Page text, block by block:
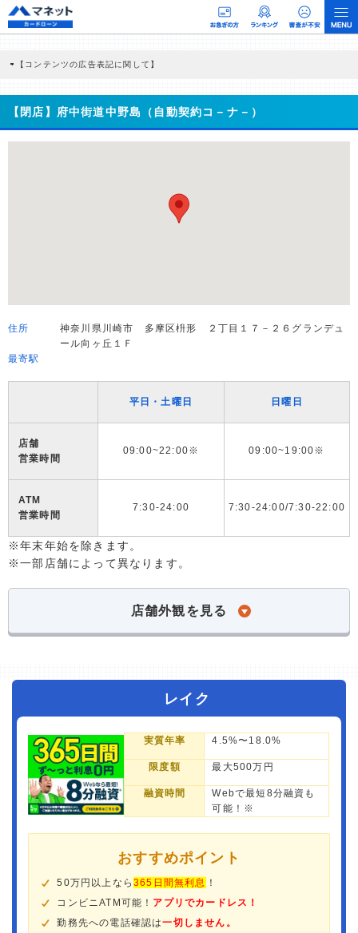
【コンテンツの広告表記に関して】
商品を根拠なくPRするものではなく、当編集部の調査／ユーザーへの口コミ収集な
どに基づき、公平性を担保した情報提供を行っています。
>提携企業一覧
【閉店】府中街道中野島（自動契約コ－ナ－）
住所
神奈川県川崎市 多摩区枡形 ２丁目１７－２６グランデュ
ール向ヶ丘１Ｆ
最寄駅
平日・土曜日 日曜日
店舗
営業時間
09:00~22:00※ 09:00~19:00※
ATM
営業時間
7:30-24:00 7:30-24:00/7:30-22:00
※年末年始を除きます。
※一部店舗によって異なります。
店舗外観を見る
レイク
実質年率 4.5%〜18.0%
限度額 最大500万円
融資時間
Webで最短8分融資も
可能！※
おすすめポイント
50万円以上なら365日間無利息 ！
コンビニATM可能！ アプリでカードレス！
勤務先への電話確認は一切しません。